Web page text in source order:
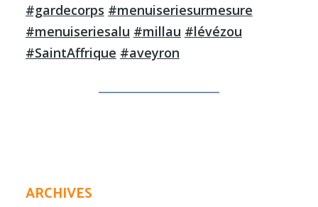
#gardecorps #menuiseriesurmesure
#menuiseriesalu #millau #lévézou
#SaintAffrique #aveyron
ARCHIVES